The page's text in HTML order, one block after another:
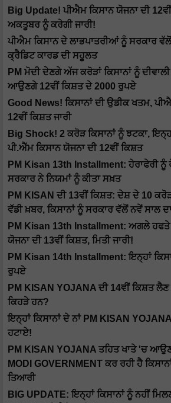
Big Update! ਪੀਐਮ ਕਿਸਾਨ ਯੋਜਨਾ ਦੀ
ਅਕਤੂਬਰ ਨੂੰ ਕਰੇਗੀ ਜਾਰੀ!
ਪੀਐਮ ਕਿਸਾਨ ਦੇ ਲਾਭਪਾਤਰੀਆਂ ਨੂੰ ਸਰਕਾਰ ਵੱਲੋਂ
ਕ੍ਰੈਡਿਟ ਕਾਰਡ ਦੀ ਸਹੂਲਤ
PM ਮੋਦੀ ਦੇਣਗੇ ਅੱਜ ਕਰੋੜਾਂ ਕਿਸਾਨਾਂ ਨੂੰ
ਆਉਣਗੇ 12ਵੀਂ ਕਿਸ਼ਤ ਦੇ 2000 ਰੁਪਏ
Good News! ਕਿਸਾਨਾਂ ਦੀ ਉਡੀਕ ਖਤਮ,
12ਵੀਂ ਕਿਸ਼ਤ ਜਾਰੀ
Big Shock! 2 ਕਰੋੜ ਕਿਸਾਨਾਂ ਨੂੰ ਝਟਕਾ,
ਪੀ.ਐੱਮ ਕਿਸਾਨ ਯੋਜਨਾ ਦੀ 12ਵੀਂ ਕਿਸ਼ਤ
PM Kisan 13th Installment: ਹੇਰਾਫੇਰੀ
ਸਰਕਾਰ ਨੇ ਨਿਯਮਾਂ ਨੂੰ ਕੀਤਾ ਸਖ਼ਤ
PM KISAN ਦੀ 13ਵੀਂ ਕਿਸ਼ਤ: ਦੇਸ਼ ਦੇ 10
ਵੱਡੀ ਖ਼ਬਰ, ਕਿਸਾਨਾਂ ਨੂੰ ਸਰਕਾਰ ਵੱਲੋਂ ਨਵੇਂ ਸਾਲ
PM Kisan 13th Installment: ਅਗਲੇ ਹਫਤੇ
ਯੋਜਨਾ ਦੀ 13ਵੀਂ ਕਿਸ਼ਤ, ਮਿਤੀ ਜਾਰੀ!
PM Kisan 14th Installment: ਇਨ੍ਹਾਂ
ਰੁਪਏ
PM KISAN YOJANA ਦੀ 14ਵੀਂ ਕਿਸ਼ਤ
ਕਿਹੜੇ ਹਨ?
ਇਨ੍ਹਾਂ ਕਿਸਾਨਾਂ ਦੇ ਨਾਂ PM KISAN
ਹਟਾਏ!
PM KISAN YOJANA ਤਹਿਤ ਖਾਤੇ 'ਚ
MODI GOVERNMENT ਕਰ ਰਹੀ ਹੈ
ਤਿਆਰੀ
BIG UPDATE: ਇਨ੍ਹਾਂ ਕਿਸਾਨਾਂ ਨੂੰ ਨਹੀਂ